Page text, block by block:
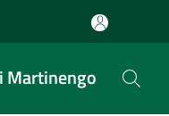
Martinengo